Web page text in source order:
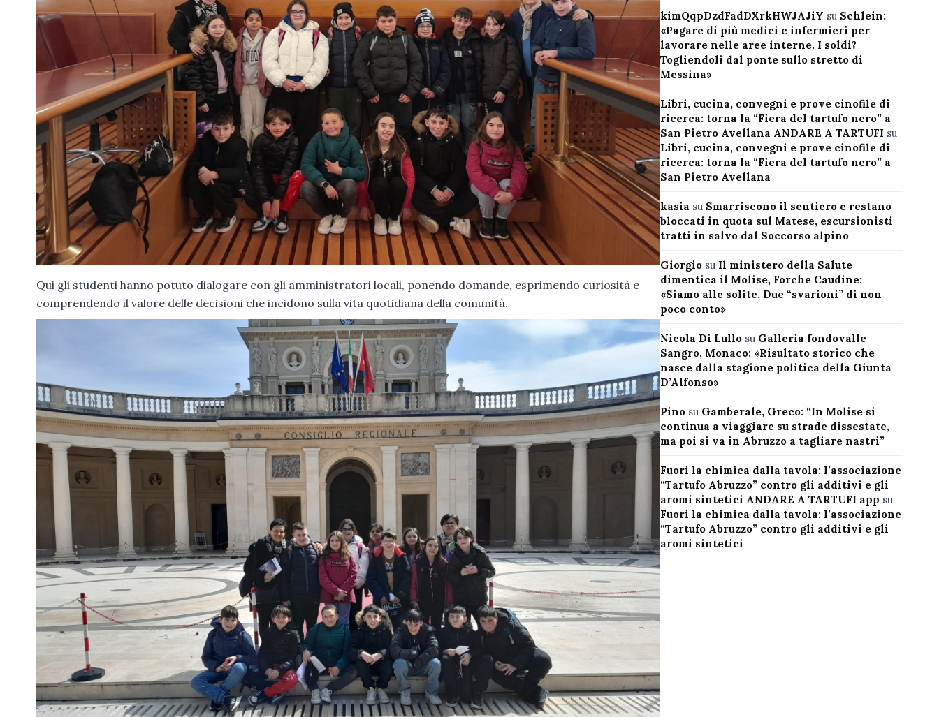
Qui gli studenti hanno potuto dialogare con gli amministratori locali, ponendo domande, esprimendo curiosità e
comprendendo il valore delle decisioni che incidono sulla vita quotidiana della comunità.
kimQqpDzdFadDXrkHWJAJiY su Schlein:
«Pagare di più medici e infermieri per
lavorare nelle aree interne. I soldi?
Togliendoli dal ponte sullo stretto di
Messina»
Libri, cucina, convegni e prove cinofile di
ricerca: torna la “Fiera del tartufo nero” a
San Pietro Avellana ANDARE A TARTUFI su
Libri, cucina, convegni e prove cinofile di
ricerca: torna la “Fiera del tartufo nero” a
San Pietro Avellana
kasia su Smarriscono il sentiero e restano
bloccati in quota sul Matese, escursionisti
tratti in salvo dal Soccorso alpino
Giorgiosu Il ministero della Salute
dimentica il Molise, Forche Caudine:
«Siamo alle solite. Due “svarioni” di non
poco conto»
Nicola Di Lullosu Galleria fondovalle
Sangro, Monaco: «Risultato storico che
nasce dalla stagione politica della Giunta
D’Alfonso»
Pinosu Gamberale, Greco: “In Molise si
continua a viaggiare su strade dissestate,
ma poi si va in Abruzzo a tagliare nastri”
Fuori la chimica dalla tavola: l’associazione
“Tartufo Abruzzo” contro gli additivi e gli
aromi sintetici ANDARE A TARTUFI app su
Fuori la chimica dalla tavola: l’associazione
“Tartufo Abruzzo” contro gli additivi e gli
aromi sintetici